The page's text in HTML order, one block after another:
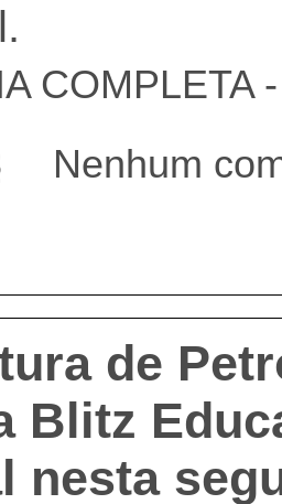
COMPLETA
Nenhum
de
Blitz
nesta